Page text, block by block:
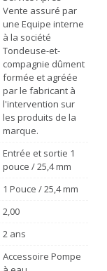
Vente assuré par
une Equipe interne
à la société
Tondeuse-et-
compagnie dûment
formée et agréée
par le fabricant à
l'intervention sur
les produits de la
marque.
Entrée et sortie 1
pouce / 25,4 mm
1 Pouce / 25,4 mm
2,00
2 ans
Accessoire Pompe